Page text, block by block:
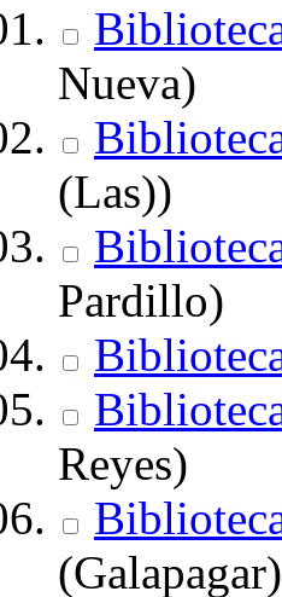
Nueva)
(Las))
Pardillo)
Reyes)
(Galapagar)